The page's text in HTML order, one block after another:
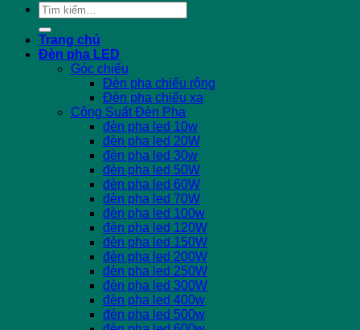
Tìm
kiếm:
Trang chủ
Đèn pha LED
Góc chiếu
Đèn pha chiếu rộng
Đèn pha chiếu xa
Công Suất Đèn Pha
đèn pha led 10w
đèn pha led 20W
đèn pha led 30w
đèn pha led 50W
đèn pha led 60W
đèn pha led 70W
đèn pha led 100w
đèn pha led 120W
đèn pha led 150W
đèn pha led 200W
đèn pha led 250W
đèn pha led 300W
đèn pha led 400w
đèn pha led 500w